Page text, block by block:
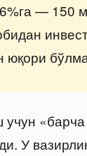
— 150
юқори
У